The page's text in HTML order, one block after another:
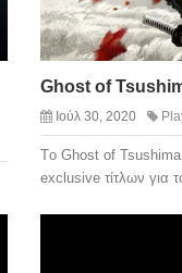
Ghost of
Ιούλ 30, 2020
Tο Ghost of Tsushima,
exclusive τίτλων για